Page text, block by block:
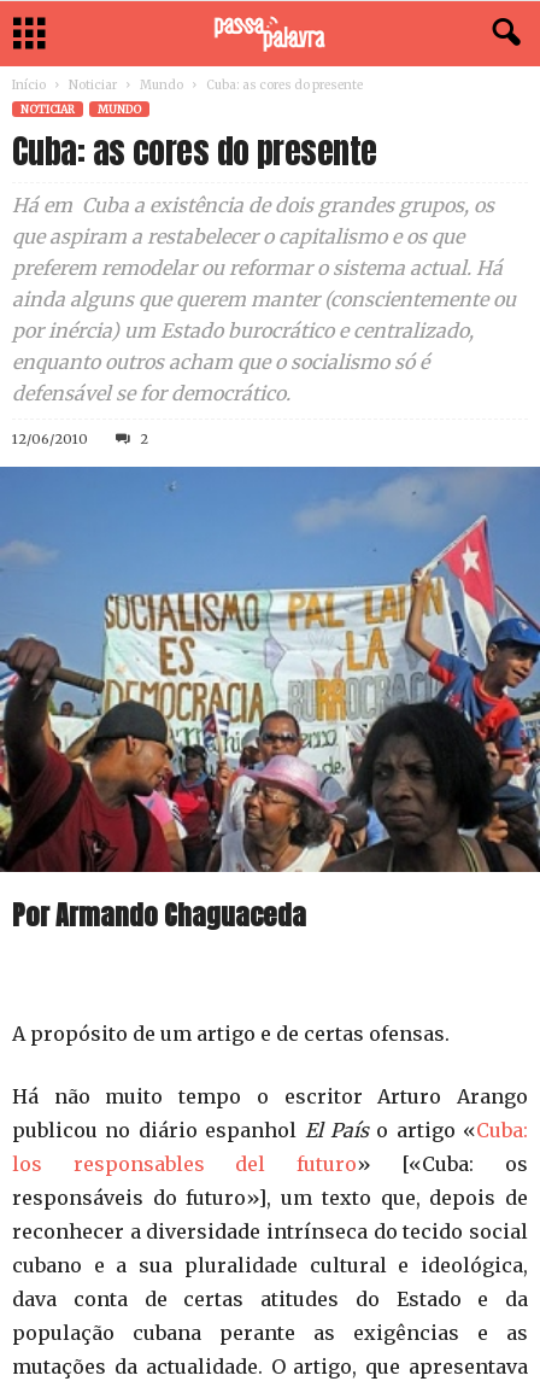
Início Noticiar Mundo Cuba: as cores do presente
NOTICIAR MUNDO
Cuba: as cores do presente
Há em Cuba a existência de dois grandes grupos, os
que aspiram a restabelecer o capitalismo e os que
preferem remodelar ou reformar o sistema actual. Há
ainda alguns que querem manter (conscientemente ou
por inércia) um Estado burocrático e centralizado,
enquanto outros acham que o socialismo só é
defensável se for democrático.
12/06/2010 2
Por Armando Chaguaceda
A propósito de um artigo e de certas ofensas.
Há não muito tempo o escritor Arturo Arango
publicou no diário espanhol El Paíso artigo «Cuba:
los responsables del futuro» [«Cuba: os
responsáveis do futuro»], um texto que, depois de
reconhecer a diversidade intrínseca do tecido social
cubano e a sua pluralidade cultural e ideológica,
dava conta de certas atitudes do Estado e da
população cubana perante as exigências e as
mutações da actualidade. O artigo, que apresentava